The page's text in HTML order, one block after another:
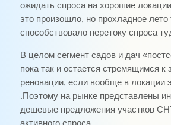
ожидать спроса на хорошие
это произошло, но прохладное лето
способствовало перетоку спроса
В целом сегмент садов и дач
пока так и остается стремящимся к
реновации, если вообще в локации
.Поэтому на рынке представлены
дешевые предложения участков